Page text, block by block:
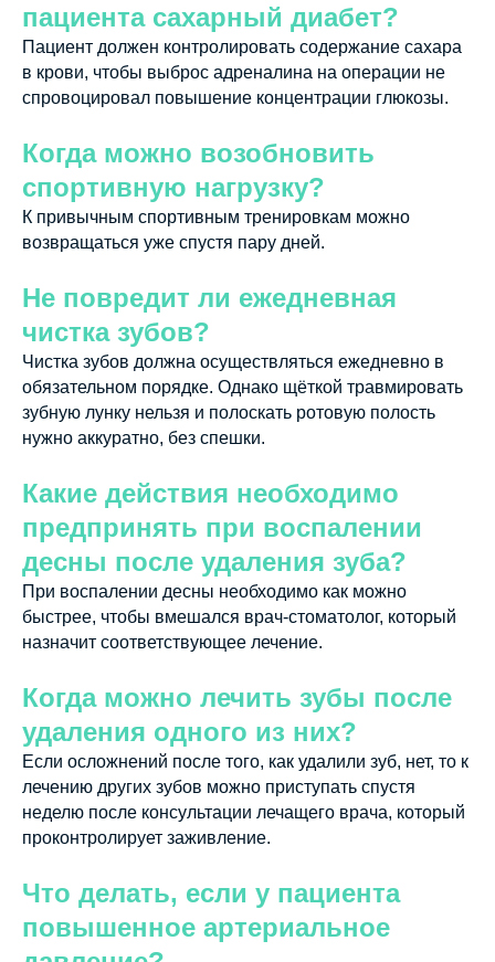
пациента сахарный диабет?
Пациент должен контролировать содержание сахара
в крови, чтобы выброс адреналина на операции не
спровоцировал повышение концентрации глюкозы.
Когда можно возобновить
спортивную нагрузку?
К привычным спортивным тренировкам можно
возвращаться уже спустя пару дней.
Не повредит ли ежедневная
чистка зубов?
Чистка зубов должна осуществляться ежедневно в
обязательном порядке. Однако щёткой травмировать
зубную лунку нельзя и полоскать ротовую полость
нужно аккуратно, без спешки.
Какие действия необходимо
предпринять при воспалении
десны после удаления зуба?
При воспалении десны необходимо как можно
быстрее, чтобы вмешался врач-стоматолог, который
назначит соответствующее лечение.
Когда можно лечить зубы после
удаления одного из них?
Если осложнений после того, как удалили зуб, нет, то к
лечению других зубов можно приступать спустя
неделю после консультации лечащего врача, который
проконтролирует заживление.
Что делать, если у пациента
повышенное артериальное